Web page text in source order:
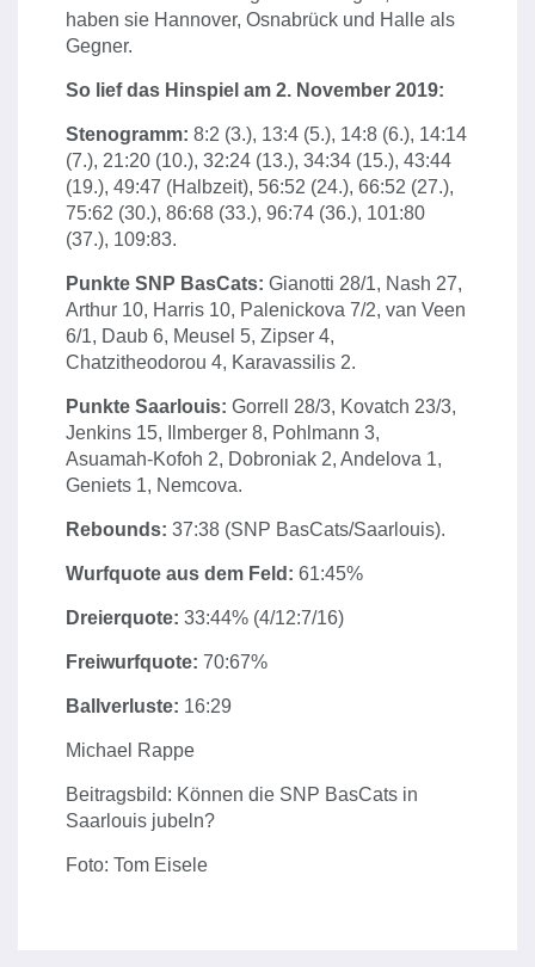
haben sie Hannover, Osnabrück und Halle als
Gegner.
So lief das Hinspiel am 2. November 2019:
Stenogramm: 8:2 (3.), 13:4 (5.), 14:8 (6.), 14:14
(7.), 21:20 (10.), 32:24 (13.), 34:34 (15.), 43:44
(19.), 49:47 (Halbzeit), 56:52 (24.), 66:52 (27.),
75:62 (30.), 86:68 (33.), 96:74 (36.), 101:80
(37.), 109:83.
Punkte SNP BasCats: Gianotti 28/1, Nash 27,
Arthur 10, Harris 10, Palenickova 7/2, van Veen
6/1, Daub 6, Meusel 5, Zipser 4,
Chatzitheodorou 4, Karavassilis 2.
Punkte Saarlouis: Gorrell 28/3, Kovatch 23/3,
Jenkins 15, Ilmberger 8, Pohlmann 3,
Asuamah-Kofoh 2, Dobroniak 2, Andelova 1,
Geniets 1, Nemcova.
Rebounds: 37:38 (SNP BasCats/Saarlouis).
Wurfquote aus dem Feld: 61:45%
Dreierquote: 33:44% (4/12:7/16)
Freiwurfquote: 70:67%
Ballverluste: 16:29
Michael Rappe
Beitragsbild: Können die SNP BasCats in
Saarlouis jubeln?
Foto: Tom Eisele